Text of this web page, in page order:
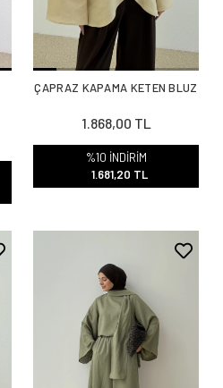
ÇAPRAZ KAPAMA KETEN BLUZ
1.868,00 TL
%10 İNDİRİM
1.681,20 TL